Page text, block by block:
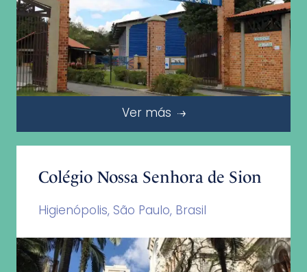
Ver más
Colégio Nossa Senhora de Sion
Higienópolis, São Paulo, Brasil